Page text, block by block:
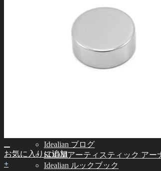
Idealian 68 女性
Idealian 51 男性
その他のアクセサリー
スタンド ㆍバッグ
Idealian ブログ
SOOMアーティスティック アー
Idealian ルックブック
お気に入りに追加
+